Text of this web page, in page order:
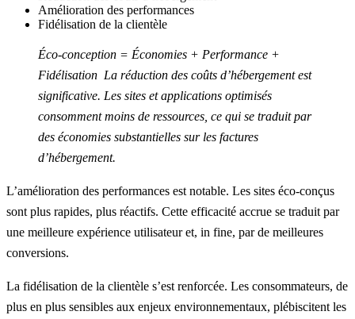
Amélioration des performances
Fidélisation de la clientèle
Éco-conception = Économies + Performance +
Fidélisation ⁠ ⁠La réduction des coûts d’hébergement est
significative. Les sites et applications optimisés
consomment moins de ressources, ce qui se traduit par
des économies substantielles sur les factures
d’hébergement.
L’amélioration des performances est notable. Les sites éco-conçus
sont plus rapides, plus réactifs. Cette efficacité accrue se traduit par
une meilleure expérience utilisateur et, in fine, par de meilleures
conversions.
La fidélisation de la clientèle s’est renforcée. Les consommateurs, de
plus en plus sensibles aux enjeux environnementaux, plébiscitent les